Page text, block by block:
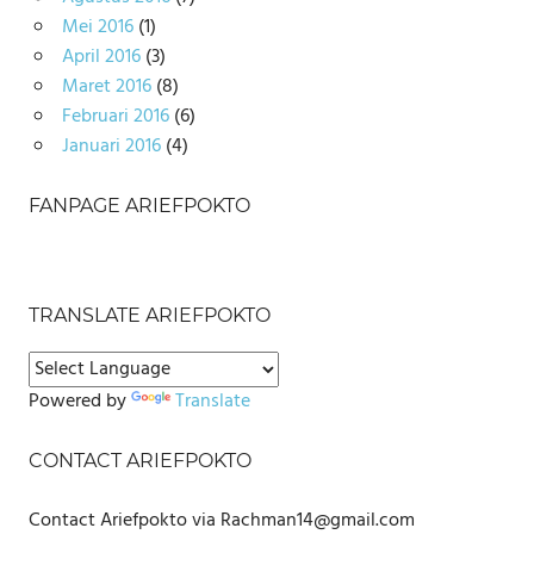
Mei 2016(1)
April 2016(3)
Maret 2016(8)
Februari 2016(6)
Januari 2016(4)
FANPAGE ARIEFPOKTO
TRANSLATE ARIEFPOKTO
Powered by Translate
CONTACT ARIEFPOKTO
Contact Ariefpokto via Rachman14@gmail.com